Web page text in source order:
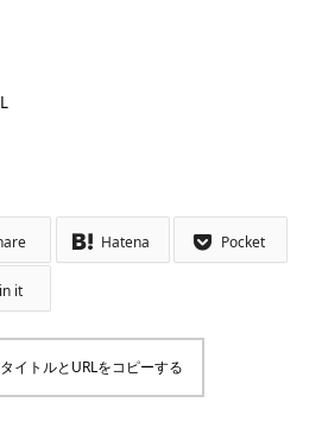
Hatena Pocket
it
イトルとURLをコピーする